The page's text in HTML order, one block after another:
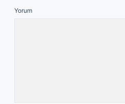
Yorum